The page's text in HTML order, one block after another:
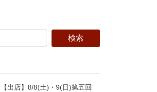
【出店】8/8(土)・9(日)第五回